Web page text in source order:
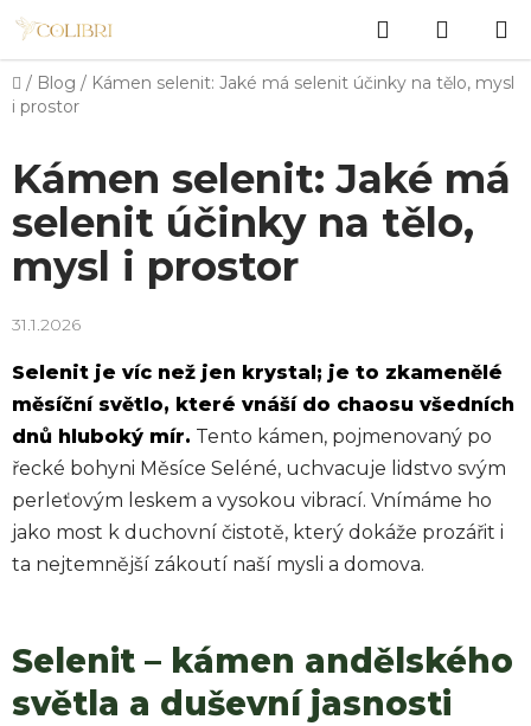
Přejít
obsah
Hledat
KOŠÍK
Domů
/ Blog / Kámen selenit: Jaké má selenit účinky na tělo, mysl
i prostor
Kámen selenit: Jaké má
selenit účinky na tělo,
mysl i prostor
31.1.2026
Selenit je víc než jen krystal; je to zkamenělé
měsíční světlo, které vnáší do chaosu všedních
dnů hluboký mír. Tento kámen, pojmenovaný po
řecké bohyni Měsíce Seléné, uchvacuje lidstvo svým
perleťovým leskem a vysokou vibrací. Vnímáme ho
jako most k duchovní čistotě, který dokáže prozářit i
ta nejtemnější zákoutí naší mysli a domova.
Selenit – kámen andělského
světla a duševní jasnosti